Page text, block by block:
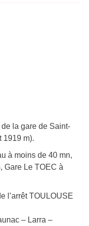
la gare de Saint-
1919 m).
à moins de 40 mn,
Gare Le TOEC à
l’arrêt TOULOUSE
– Larra –